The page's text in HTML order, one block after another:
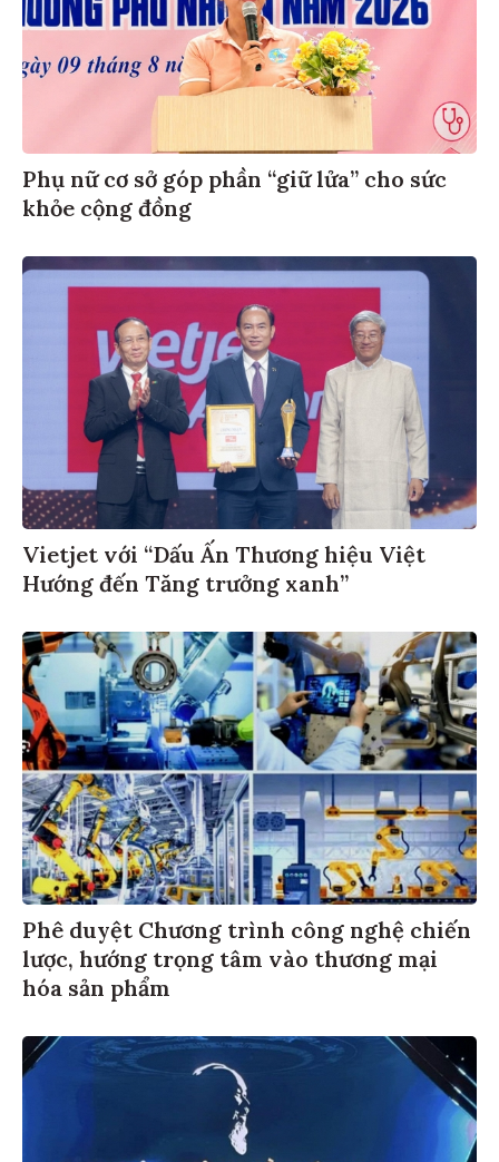
Phụ nữ cơ sở góp phần “giữ lửa” cho sức
khỏe cộng đồng
Vietjet với “Dấu Ấn Thương hiệu Việt
Hướng đến Tăng trưởng xanh”
Phê duyệt Chương trình công nghệ chiến
lược, hướng trọng tâm vào thương mại
hóa sản phẩm